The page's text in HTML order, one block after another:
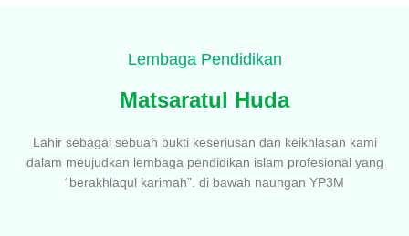
Lembaga Pendidikan
Matsaratul Huda
Lahir sebagai sebuah bukti keseriusan dan keikhlasan kami
dalam meujudkan lembaga pendidikan islam profesional yang
“berakhlaqul karimah”. di bawah naungan YP3M